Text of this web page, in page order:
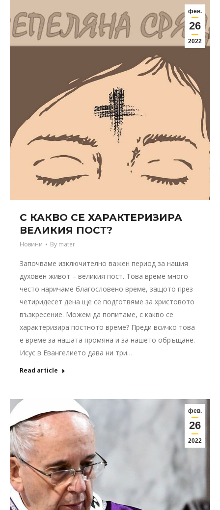
фев.
26
2022
С КАКВО СЕ ХАРАКТЕРИЗИРА
ВЕЛИКИЯ ПОСТ?
Новини By mater
Започваме изключително важен период за нашия
духовен живот – великия пост. Това време много
често наричаме благословено време, защото през
четиридесет дена ще се подготвяме за христовото
възкресение. Можем да попитаме, с какво се
характеризира постното време? Преди всичко това
е време за нашата промяна и за нашето обръщане.
Исус в Евангелието дава ни три…
Read article
фев.
26
2022